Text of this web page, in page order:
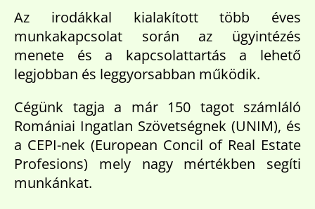
Az irodákkal kialakított több éves
munkakapcsolat során az ügyintézés
menete és a kapcsolattartás a lehető
legjobban és leggyorsabban működik.
Cégünk tagja a már 150 tagot számláló
Romániai Ingatlan Szövetségnek (UNIM), és
a CEPI-nek (European Concil of Real Estate
Profesions) mely nagy mértékben segíti
munkánkat.